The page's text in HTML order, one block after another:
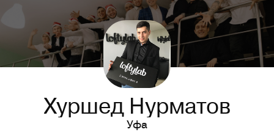
Хуршед Нурматов
Уфа